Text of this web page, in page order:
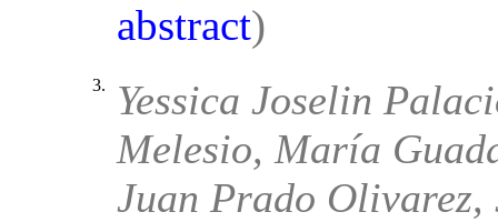
abstract)
3.
Yessica Joselin
Melesio, María
Juan Prado